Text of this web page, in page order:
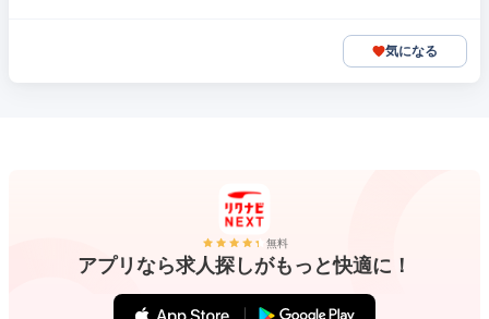
気になる
無料
アプリなら求人探しがもっと快適に！